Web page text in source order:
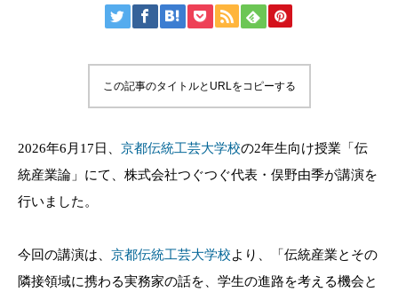
この記事のタイトルとURLをコピーする
2026年6月17日、 京都伝統工芸大学校の2年生向け授業「伝
統産業論」にて、株式会社つぐつぐ代表・俣野由季が講演を
行いました。
今回の講演は、 京都伝統工芸大学校より、「伝統産業とその
隣接領域に携わる実務家の話を、学生の進路を考える機会と